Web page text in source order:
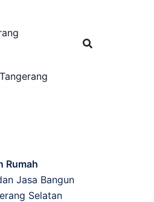
Rumah
Jasa Bangun
Selatan